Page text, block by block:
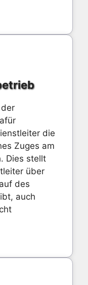
die
Zuges am
Dies stellt
über
des
auch